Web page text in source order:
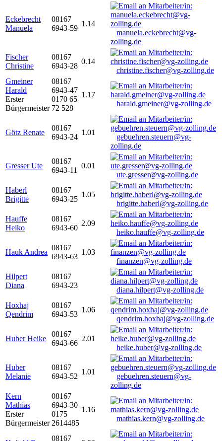
Eckebrecht
Manuela
08167
6943-59
1.14
manuela.eckebrecht@vg-
zolling.de
Fischer
Christine
08167
6943-28
0.14
christine.fischer@vg-zolling.de
Gmeiner
Harald
Erster
Bürgermeister
08167
6943-47
0170 65
72 528
1.17
harald.gmeiner@vg-zolling.de
Götz Renate
08167
6943-24
1.01
gebuehren.steuern@vg-
zolling.de
Gresser Ute
08167
6943-11
0.01
ute.gresser@vg-zolling.de
Haberl
Brigitte
08167
6943-25
1.05
brigitte.haberl@vg-zolling.de
Hauffe
Heiko
08167
6943-60
2.09
heiko.hauffe@vg-zolling.de
Hauk Andrea
08167
6943-63
1.03
finanzen@vg-zolling.de
Hilpert
Diana
08167
6943-23
diana.hilpert@vg-zolling.de
Hoxhaj
Qendrim
08167
6943-53
1.06
qendrim.hoxhaj@vg-zolling.de
Huber Heike
08167
6943-66
2.01
heike.huber@vg-zolling.de
Huber
Melanie
08167
6943-52
1.01
gebuehren.steuern@vg-
zolling.de
Kern
Mathias
Erster
Bürgermeister
08167
6943-30
0175
2614485
1.16
mathias.kern@vg-zolling.de
08167